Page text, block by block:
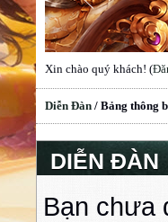
Xin chào quý khách! (
Diễn Đàn / Bảng thông
DIỄN ĐÀN
Bạn chưa